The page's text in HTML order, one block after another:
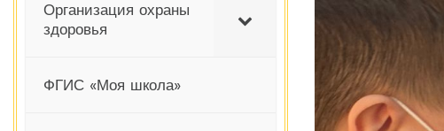
Организация охраны
здоровья
ФГИС «Моя школа»